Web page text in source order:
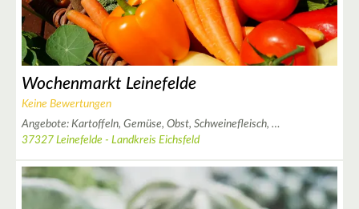
Wochenmarkt Leinefelde
Keine Bewertungen
Angebote: Kartoffeln, Gemüse, Obst, Schweinefleisch, …
37327 Leinefelde - Landkreis Eichsfeld
6
22